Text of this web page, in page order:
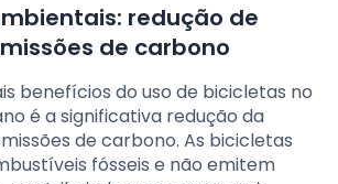
redução de
de carbono
benefícios do uso de bicicletas no
é a significativa redução da
de carbono. As bicicletas
fósseis e não emitem